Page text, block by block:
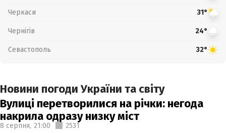
Черкаси 31°
Чернігів 24°
Севастополь 32°
Новини погоди України та світу
Вулиці перетворилися на річки: негода
накрила одразу низку міст
8 серпня, 21:00 2531